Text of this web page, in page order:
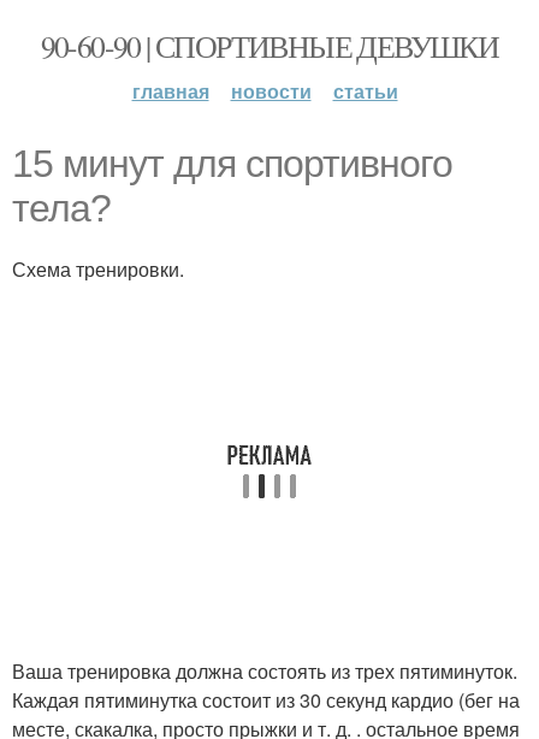
90-60-90 | СПОРТИВНЫЕ ДЕВУШКИ
главная новости статьи
15 минут для спортивного
тела?
Схема тренировки.
Ваша тренировка должна состоять из трех пятиминуток.
Каждая пятиминутка состоит из 30 секунд кардио (бег на
месте, скакалка, просто прыжки и т. д. . остальное время